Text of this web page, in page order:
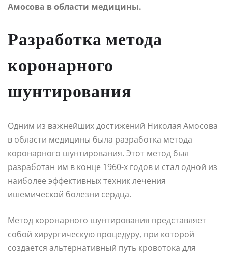
Амосова в области медицины.
Разработка метода
коронарного
шунтирования
Одним из важнейших достижений Николая Амосова
в области медицины была разработка метода
коронарного шунтирования. Этот метод был
разработан им в конце 1960-х годов и стал одной из
наиболее эффективных техник лечения
ишемической болезни сердца.
Метод коронарного шунтирования представляет
собой хирургическую процедуру, при которой
создается альтернативный путь кровотока для